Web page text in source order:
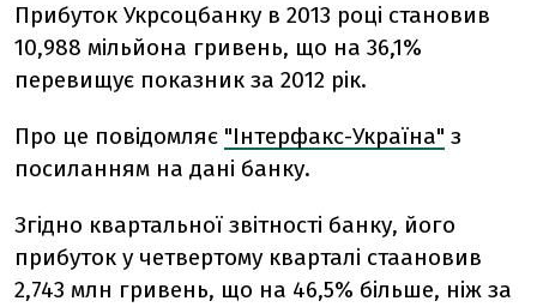
Прибуток Укрсоцбанку в 2013 році становив
10,988 мільйона гривень, що на 36,1%
перевищує показник за 2012 рік.
Про це повідомляє "Інтерфакс-Україна" з
посиланням на дані банку.
Згідно квартальної звітності банку, його
прибуток у четвертому кварталі стаановив
2,743 млн гривень, що на 46,5% більше, ніж за